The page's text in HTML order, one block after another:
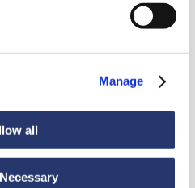
Manage
all